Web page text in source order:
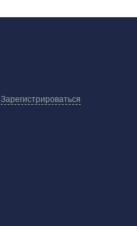
Зарегистрироваться